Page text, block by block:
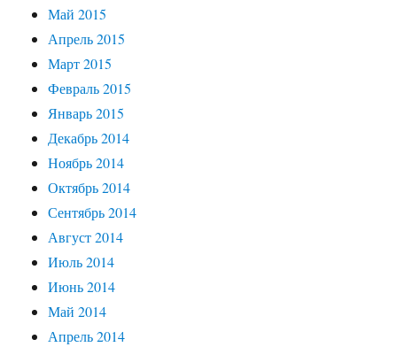
Май 2015
Апрель 2015
Март 2015
Февраль 2015
Январь 2015
Декабрь 2014
Ноябрь 2014
Октябрь 2014
Сентябрь 2014
Август 2014
Июль 2014
Июнь 2014
Май 2014
Апрель 2014